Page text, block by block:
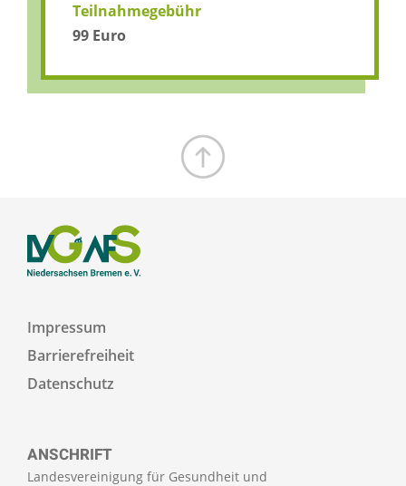
Teilnahmegebühr
99 Euro
ANSCHRIFT
Landesvereinigung für Gesundheit und
Impressum
Barrierefreiheit
Datenschutz